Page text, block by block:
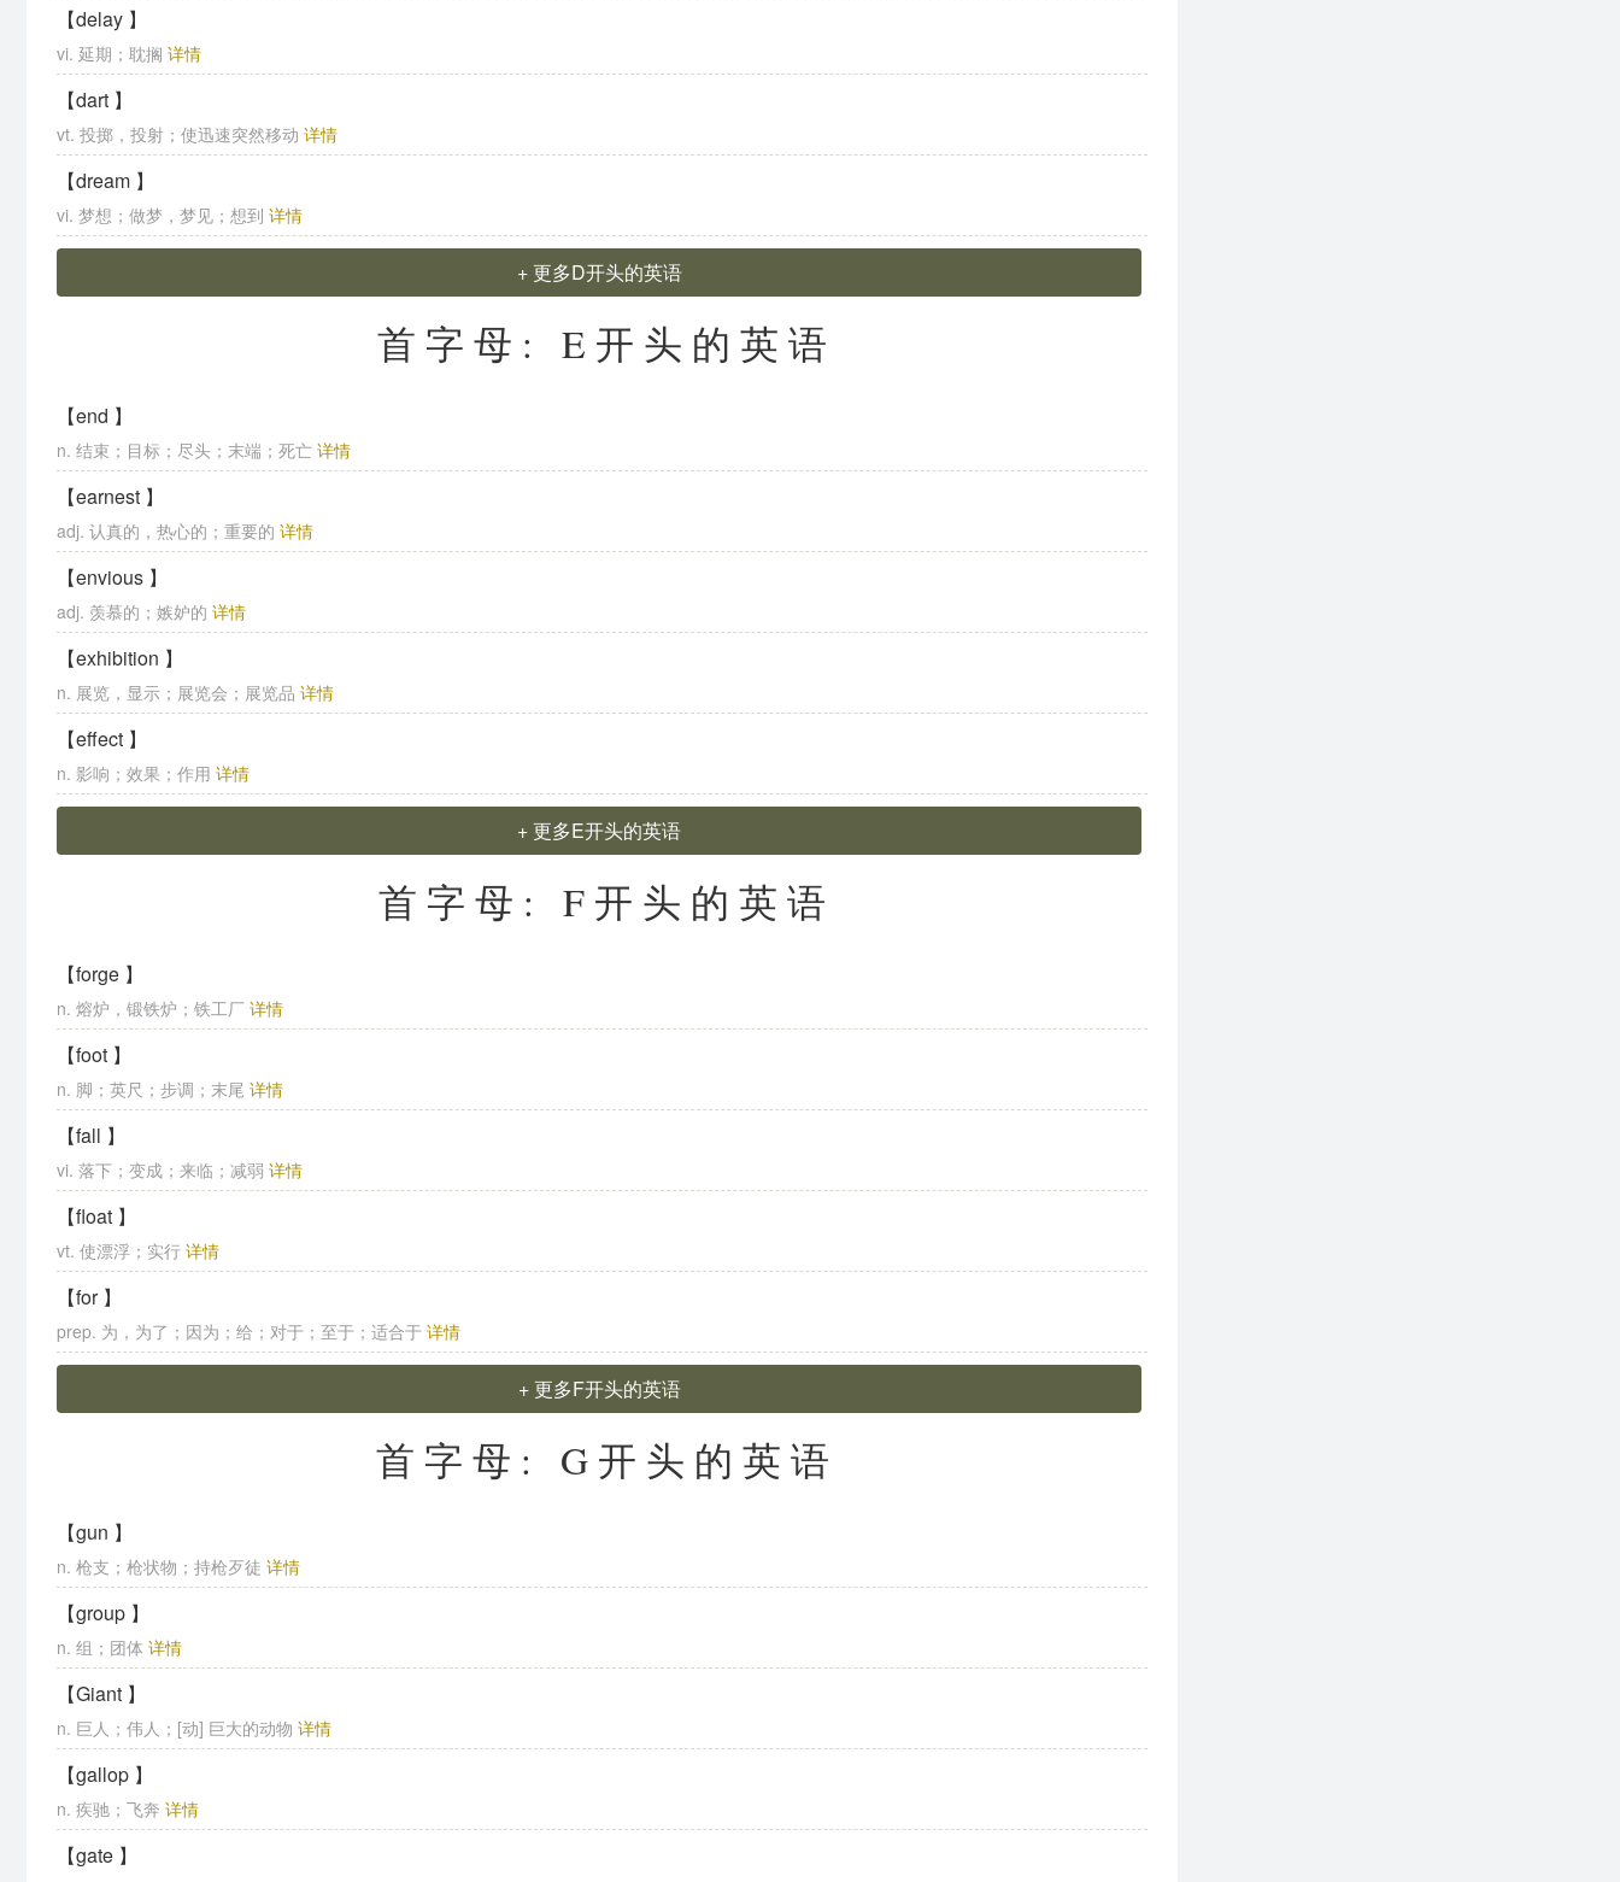
【delay 】
vi. 延期；耽搁 详情
【dart 】
vt. 投掷，投射；使迅速突然移动 详情
【dream 】
vi. 梦想；做梦，梦见；想到 详情
+ 更多D开头的英语
首字母: E开头的英语
【end 】
n. 结束；目标；尽头；末端；死亡 详情
【earnest 】
adj. 认真的，热心的；重要的 详情
【envious 】
adj. 羡慕的；嫉妒的 详情
【exhibition 】
n. 展览，显示；展览会；展览品 详情
【effect 】
n. 影响；效果；作用 详情
+ 更多E开头的英语
首字母: F开头的英语
【forge 】
n. 熔炉，锻铁炉；铁工厂 详情
【foot 】
n. 脚；英尺；步调；末尾 详情
【fall 】
vi. 落下；变成；来临；减弱 详情
【float 】
vt. 使漂浮；实行 详情
【for 】
prep. 为，为了；因为；给；对于；至于；适合于 详情
+ 更多F开头的英语
首字母: G开头的英语
【gun 】
n. 枪支；枪状物；持枪歹徒 详情
【group 】
n. 组；团体 详情
【Giant 】
n. 巨人；伟人；[动] 巨大的动物 详情
【gallop 】
n. 疾驰；飞奔 详情
【gate 】